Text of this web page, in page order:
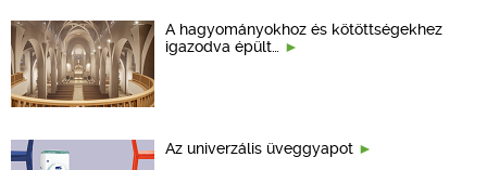
A hagyományokhoz és kötöttségekhez
igazodva épült…
Az univerzális üveggyapot